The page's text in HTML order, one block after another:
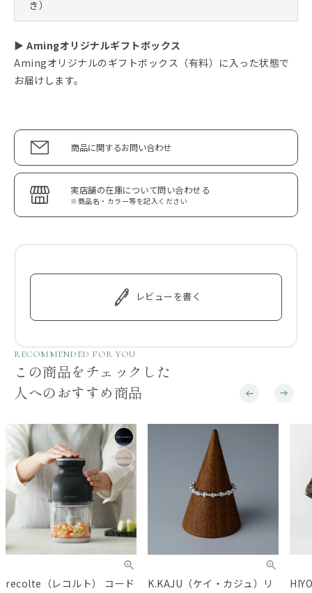
き）
▶ Amingオリジナルギフトボックス
Amingオリジナルのギフトボックス（有料）に入った状態で
お届けします。
商品に関するお問い合わせ
実店舗の在庫について問い合わせる
※商品名・カラー等を記入ください
レビューを書く
RECOMMENDED FOR YOU
この商品をチェックした
人へのおすすめ商品
recolte（レコルト） コード
K.KAJU（ケイ・カジュ）リ